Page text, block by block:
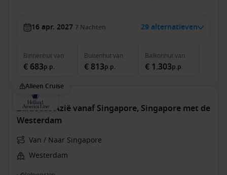
16 apr. 2027 7 Nachten 29 alternatieven
Binnenhutvan
€ 683p.p.
Buitenhutvan
€ 813p.p.
Balkonhutvan
€ 1.303p.p.
Alleen Cruise
Zuidoost-Azië vanaf Singapore, Singapore met de
Westerdam
Van / Naar Singapore
Westerdam